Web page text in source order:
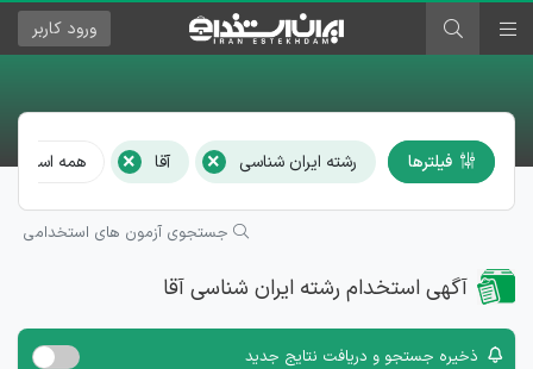
ورود کاربر
فیلترها رشته ایران شناسی × آقا × همه
جستجوی آزمون های استخدامی
آگهی استخدام رشته ایران شناسی آقا
ذخیره جستجو و دریافت نتایج جدید